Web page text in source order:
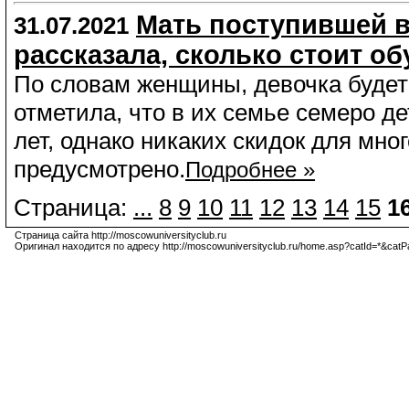
31.07.2021 Мать поступившей
рассказала, сколько стоит
По словам женщины, девочка
отметила, что в их семье семеро
лет, однако никаких скидок для
предусмотрено.Подробнее »
Страница: ... 8 9 10 11 12 13 14 15
Страница сайта http://moscowuniversityclub.ru
Оригинал находится по адресу http://moscowuniversityclub.ru/